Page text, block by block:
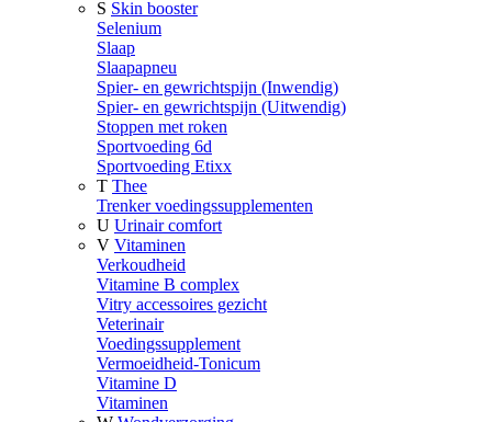
S Skin booster
Selenium
Slaap
Slaapapneu
Spier- en gewrichtspijn (Inwendig)
Spier- en gewrichtspijn (Uitwendig)
Stoppen met roken
Sportvoeding 6d
Sportvoeding Etixx
T Thee
Trenker voedingssupplementen
U Urinair comfort
V Vitaminen
Verkoudheid
Vitamine B complex
Vitry accessoires gezicht
Veterinair
Voedingssupplement
Vermoeidheid-Tonicum
Vitamine D
Vitaminen